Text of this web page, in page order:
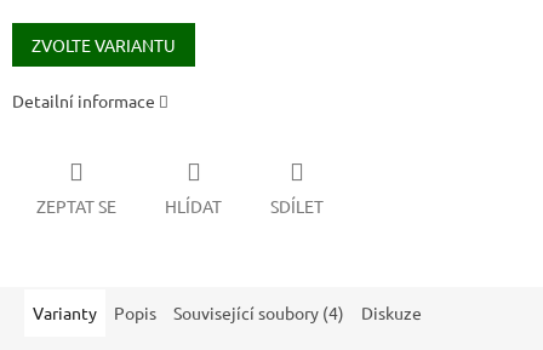
Měrná
cena:
ZVOLTE VARIANTU
Detailní informace
ZEPTAT SE HLÍDAT SDÍLET
Varianty Popis Související soubory (4) Diskuze